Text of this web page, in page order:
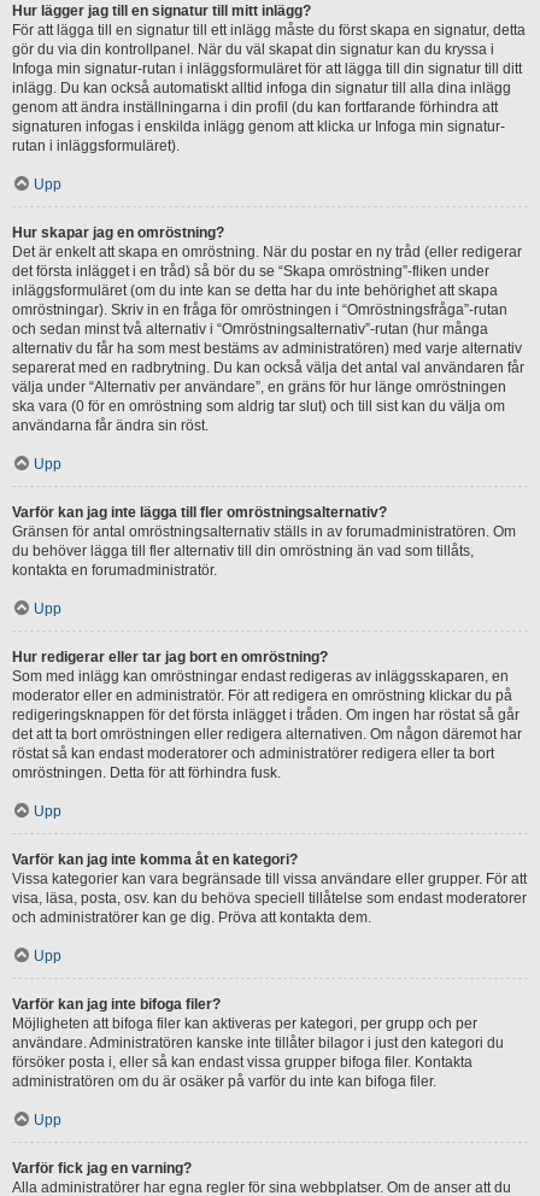
Hur lägger jag till en signatur till mitt inlägg?
För att lägga till en signatur till ett inlägg måste du först skapa en signatur, detta
gör du via din kontrollpanel. När du väl skapat din signatur kan du kryssa i
Infoga min signatur-rutan i inläggsformuläret för att lägga till din signatur till ditt
inlägg. Du kan också automatiskt alltid infoga din signatur till alla dina inlägg
genom att ändra inställningarna i din profil (du kan fortfarande förhindra att
signaturen infogas i enskilda inlägg genom att klicka ur Infoga min signatur-
rutan i inläggsformuläret).
Upp
Hur skapar jag en omröstning?
Det är enkelt att skapa en omröstning. När du postar en ny tråd (eller redigerar
det första inlägget i en tråd) så bör du se “Skapa omröstning”-fliken under
inläggsformuläret (om du inte kan se detta har du inte behörighet att skapa
omröstningar). Skriv in en fråga för omröstningen i “Omröstningsfråga”-rutan
och sedan minst två alternativ i “Omröstningsalternativ”-rutan (hur många
alternativ du får ha som mest bestäms av administratören) med varje alternativ
separerat med en radbrytning. Du kan också välja det antal val användaren får
välja under “Alternativ per användare”, en gräns för hur länge omröstningen
ska vara (0 för en omröstning som aldrig tar slut) och till sist kan du välja om
användarna får ändra sin röst.
Upp
Varför kan jag inte lägga till fler omröstningsalternativ?
Gränsen för antal omröstningsalternativ ställs in av forumadministratören. Om
du behöver lägga till fler alternativ till din omröstning än vad som tillåts,
kontakta en forumadministratör.
Upp
Hur redigerar eller tar jag bort en omröstning?
Som med inlägg kan omröstningar endast redigeras av inläggsskaparen, en
moderator eller en administratör. För att redigera en omröstning klickar du på
redigeringsknappen för det första inlägget i tråden. Om ingen har röstat så går
det att ta bort omröstningen eller redigera alternativen. Om någon däremot har
röstat så kan endast moderatorer och administratörer redigera eller ta bort
omröstningen. Detta för att förhindra fusk.
Upp
Varför kan jag inte komma åt en kategori?
Vissa kategorier kan vara begränsade till vissa användare eller grupper. För att
visa, läsa, posta, osv. kan du behöva speciell tillåtelse som endast moderatorer
och administratörer kan ge dig. Pröva att kontakta dem.
Upp
Varför kan jag inte bifoga filer?
Möjligheten att bifoga filer kan aktiveras per kategori, per grupp och per
användare. Administratören kanske inte tillåter bilagor i just den kategori du
försöker posta i, eller så kan endast vissa grupper bifoga filer. Kontakta
administratören om du är osäker på varför du inte kan bifoga filer.
Upp
Varför fick jag en varning?
Alla administratörer har egna regler för sina webbplatser. Om de anser att du